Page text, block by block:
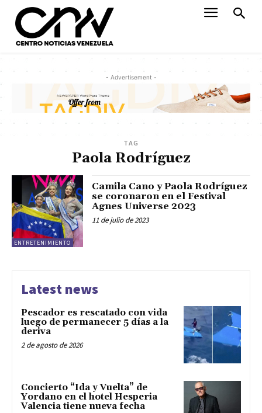
- Advertisement -
TAG
Paola Rodríguez
ENTRETENIMIENTO
Camila Cano y Paola Rodríguez
se coronaron en el Festival
Agnes Universe 2023
11 de julio de 2023
Latest news
Pescador es rescatado con vida
luego de permanecer 5 días a la
deriva
2 de agosto de 2026
Concierto “Ida y Vuelta” de
Yordano en el hotel Hesperia
Valencia tiene nueva fecha